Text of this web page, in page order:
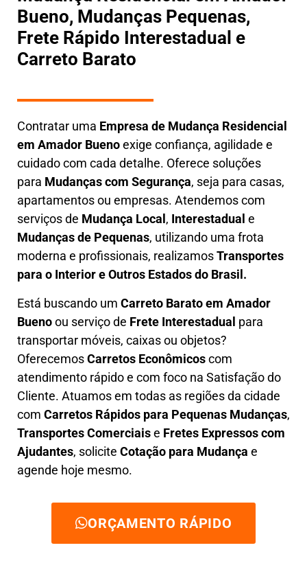
Bueno, Mudanças Pequenas,
Frete Rápido Interestadual e
Carreto Barato
Contratar uma Empresa de Mudança Residencial
em Amador Buenoexige confiança, agilidade e
cuidado com cada detalhe. Oferece soluções
para Mudanças com Segurança, seja para casas,
apartamentos ou empresas. Atendemos com
serviços de Mudança Local , Interestadual e
Mudanças de Pequenas, utilizando uma frota
moderna e profissionais, realizamosTransportes
para o Interior e Outros Estados do Brasil.
Está buscando um Carreto Barato em Amador
Buenoou serviço de Frete Interestadual para
transportar móveis, caixas ou objetos?
OferecemosCarretos Econômicoscom
atendimento rápido e com foco na Satisfação do
Cliente. Atuamos em todas as regiões da cidade
com Carretos Rápidos para Pequenas Mudanças,
TransportesComerciaise Fretes Expressos com
Ajudantes, solicite Cotação para Mudança e
agende hoje mesmo.
ORÇAMENTO RÁPIDO